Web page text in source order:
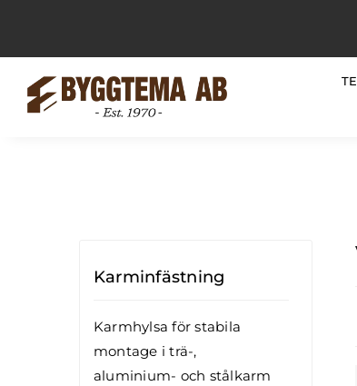
innehållet
Karminfästning
Karmhylsa för stabila
montage i trä-,
aluminium- och stålkarm